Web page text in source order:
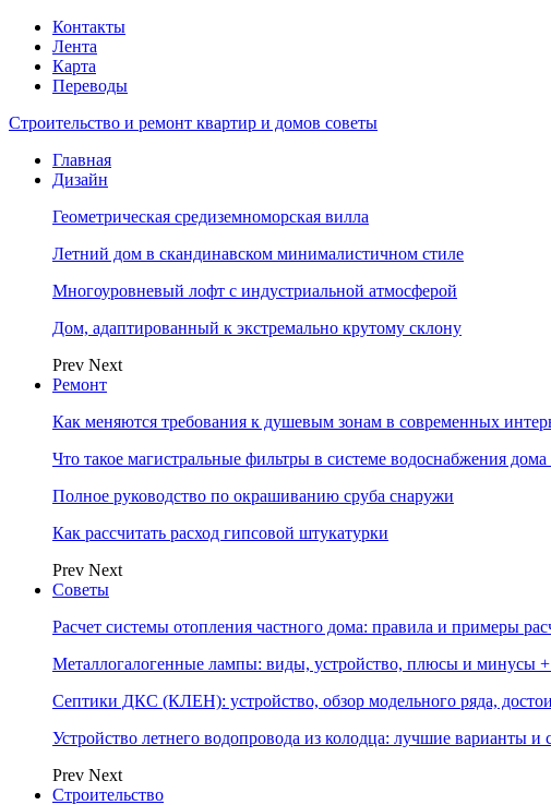
Контакты
Лента
Карта
Переводы
Строительство и ремонт квартир и домов советы
Главная
Дизайн
Геометрическая средиземноморская вилла
Летний дом в скандинавском минималистичном стиле
Многоуровневый лофт с индустриальной атмосферой
Дом, адаптированный к экстремально крутому склону
Prev Next
Ремонт
Как меняются требования к душевым зонам в современных
Что такое магистральные фильтры в системе водоснабжения
Полное руководство по окрашиванию сруба снаружи
Как рассчитать расход гипсовой штукатурки
Prev Next
Советы
Расчет системы отопления частного дома: правила и примеры
Металлогалогенные лампы: виды, устройство, плюсы и минусы
Септики ДКС (КЛЕН): устройство, обзор модельного ряда,
Устройство летнего водопровода из колодца: лучшие варианты
Prev Next
Строительство